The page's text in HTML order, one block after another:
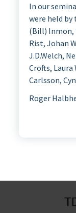
In our
were held by
(Bill) Inmon,
Rist, Johan
J.D.Welch,
Crofts,
Carlsson,
Roger